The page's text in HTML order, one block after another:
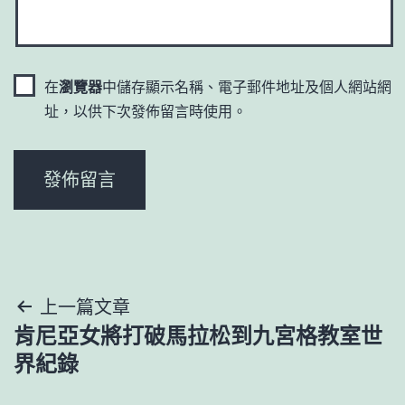
在瀏覽器中儲存顯示名稱、電子郵件地址及個人網站網
址，以供下次發佈留言時使用。
文
章
上一篇文章
肯尼亞女將打破馬拉松到九宮格教室世
界紀錄